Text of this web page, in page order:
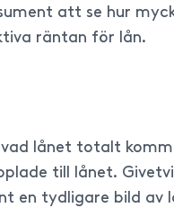
att se hur
räntan för lån.
lånet totalt
till lånet.
en tydligare bild